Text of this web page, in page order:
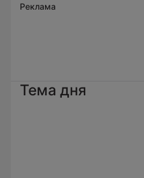
Реклама
Тема дня